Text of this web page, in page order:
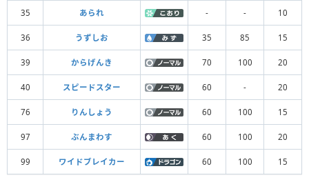
35 あられ - - 10
36 うずしお 35 85 15
39 からげんき 70 100 20
40 スピードスター 60 - 20
76 りんしょう 60 100 15
97 ぶんまわす 60 100 20
99 ワイドブレイカー 60 100 15